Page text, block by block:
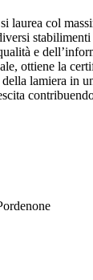
laurea col
e
ottiene la
lamiera in